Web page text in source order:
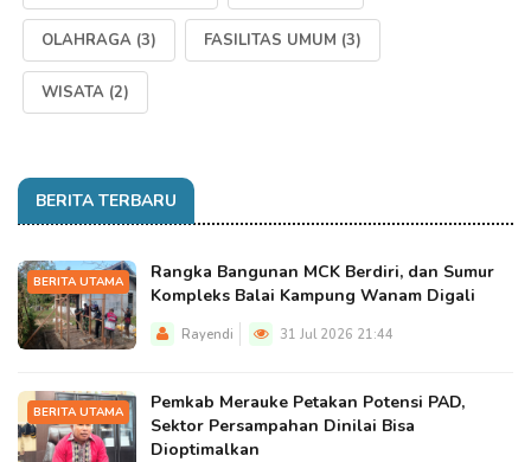
OLAHRAGA (3) FASILITAS UMUM (3)
WISATA (2)
BERITA TERBARU
BERITA UTAMA
Rangka Bangunan MCK Berdiri, dan Sumur
Kompleks Balai Kampung Wanam Digali
Rayendi 31 Jul 2026 21:44
BERITA UTAMA
Pemkab Merauke Petakan Potensi PAD,
Sektor Persampahan Dinilai Bisa
Dioptimalkan